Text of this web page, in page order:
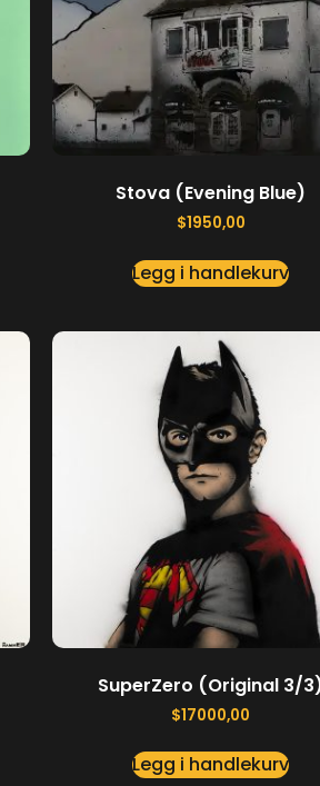
Stova (Evening Blue)
$1950,00
Legg i handlekurv
SuperZero (Original 3/
$17000,00
Legg i handlekurv